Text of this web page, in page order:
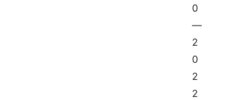
0
—
2
0
2
2